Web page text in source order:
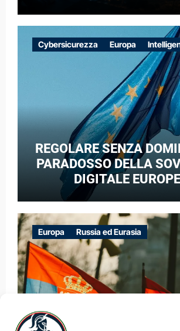
CASO DELLE RETI
EUROPEE NEL
GUERRA IBRIDA
Cybersicurezza Europa
REGOLARE SENZA
PARADOSSO DELLA
DIGITALE
Europa Russia ed Eurasia